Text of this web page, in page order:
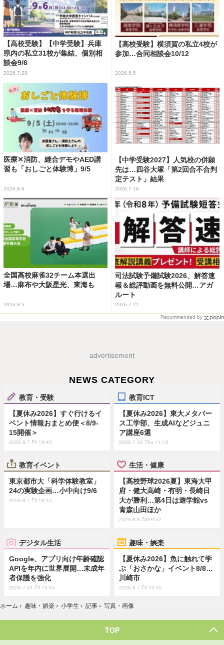
【高校受験】【中学受験】兵庫
県内の私立31校が集結、個別相
談会9/6
2026.7.28
【高校受験】横須賀の私立4校が
参加…合同相談会10/12
2026.8.5
医療✕消防、縫合デモやAED講
習も「おしごと体験博」9/5
2026.8.6
【中学受験2027】人気校の併願
先は…四谷大塚「第2回合不合判
定テスト」結果
2026.7.16
全国高校麻雀32チーム本選出
場…麻布や大阪星光、東海も
2026.8.5
司法試験予備試験2026、解答速
報＆総評動画を無料公開…アガ
ルート
2026.7.21
Recommended by
advertisement
NEWS CATEGORY
教育・受験
【夏休み2026】すぐ行けるイ
ベント情報おまとめ便＜8/9-
15開催＞
2026.8.7 Fri 19:45
教育ICT
【夏休み2026】東大メタバー
ス工学部、生成AIなどジュニ
ア講座6選
2026.7.30 Thu 11:15
教育イベント
東京都市大「科学体験教室」
24の実験企画…小中向け9/6
2026.8.7 Fri 18:15
生活・健康
【高校野球2026夏】東海大甲
府・健大高崎・有明・長崎日
大が勝利…第4日は遊学館vs
青森山田ほか
2026.8.8 Sat 9:52
デジタル生活
Google、アプリ向け年齢確認
APIを年内に世界展開…未成年
者保護を強化
2026.7.31 Fri 13:45
趣味・娯楽
【夏休み2026】魚に触れて学
ぶ「おさかな」イベント8/8…
川崎市
2026.8.7 Fri 10:45
ホーム › 趣味・娯楽 › 小学生 › 記事 › 写真・画像
TOP